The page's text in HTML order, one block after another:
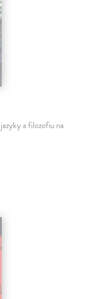
a filozofiu na